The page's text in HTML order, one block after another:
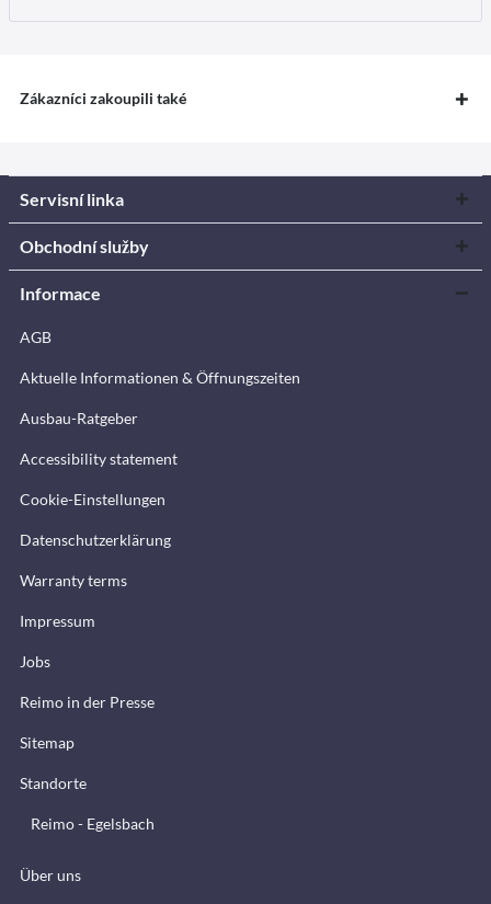
Zákazníci zakoupili také
Servisní linka
Obchodní služby
Informace
AGB
Aktuelle Informationen & Öffnungszeiten
Ausbau-Ratgeber
Accessibility statement
Cookie-Einstellungen
Datenschutzerklärung
Warranty terms
Impressum
Jobs
Reimo in der Presse
Sitemap
Standorte
Reimo - Egelsbach
Über uns